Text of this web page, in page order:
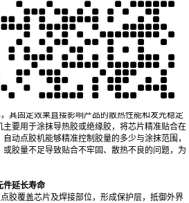
LED封装的核心应用场景
导线焊接、封装保护等多个关键步骤，自动点胶
的工艺需求提供定制化的点胶解决方案，确保每一
其固定效果直接影响产品的散热性能和发光稳定
要用于涂抹导热胶或绝缘胶，将芯片精准贴合在
动点胶机能够精准控制胶量的多少与涂抹范围，
胶量不足导致贴合不牢固、散热不良的问题，为
件延长寿命
胶覆盖芯片及焊接部位，形成保护层，抵御外界